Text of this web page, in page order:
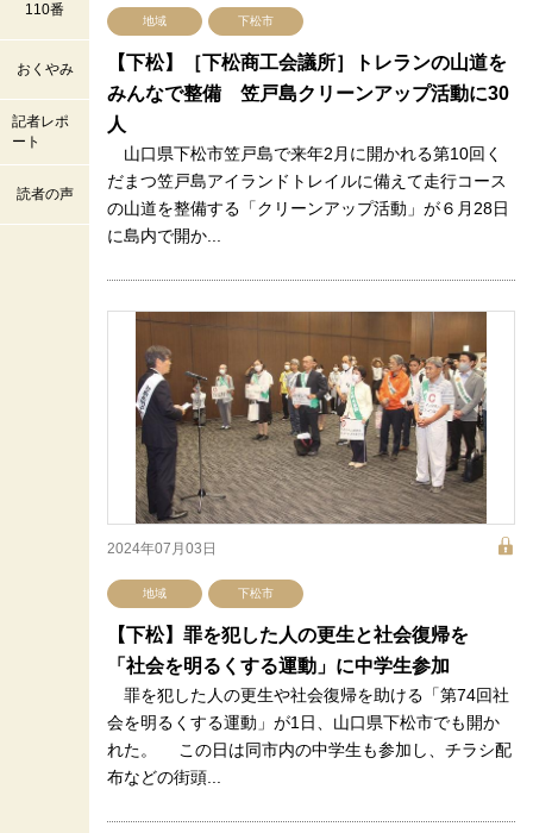
110番
おくやみ
記者レポ
ート
読者の声
地域 下松市
【下松】［下松商工会議所］トレランの山道を
みんなで整備 笠戸島クリーンアップ活動に30
人
山口県下松市笠戸島で来年2月に開かれる第10回く
だまつ笠戸島アイランドトレイルに備えて走行コース
の山道を整備する「クリーンアップ活動」が６月28日
に島内で開か...
2024年07月03日
地域 下松市
【下松】罪を犯した人の更生と社会復帰を
「社会を明るくする運動」に中学生参加
罪を犯した人の更生や社会復帰を助ける「第74回社
会を明るくする運動」が1日、山口県下松市でも開か
れた。 この日は同市内の中学生も参加し、チラシ配
布などの街頭...